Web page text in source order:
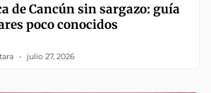
de Cancún sin sargazo: guía
poco conocidos
julio 27, 2026